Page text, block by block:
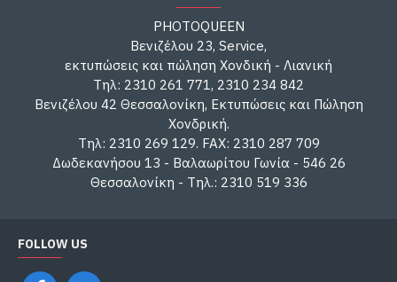
PHOTOQUEEN
Βενιζέλου 23, Service,
εκτυπώσεις και πώληση Χονδική - Λιανική
Τηλ: 2310 261 771, 2310 234 842
Βενιζέλου 42 Θεσσαλονίκη, Εκτυπώσεις και Πώληση
Χονδρική.
Τηλ: 2310 269 129. FAX: 2310 287 709
Δωδεκανήσου 13 - Βαλαωρίτου Γωνία - 546 26
Θεσσαλονίκη - Τηλ.: 2310 519 336
FOLLOW US